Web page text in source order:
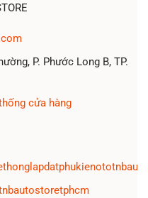
P. Phước Long B, TP.
cửa hàng